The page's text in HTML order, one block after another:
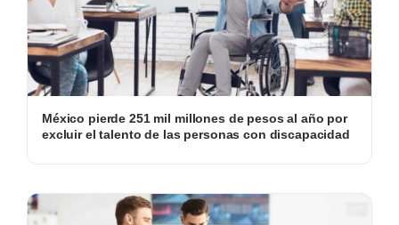
México pierde 251 mil millones de pesos al año por
excluir el talento de las personas con discapacidad